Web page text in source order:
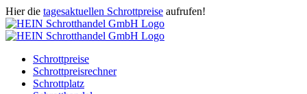
Zum
Inhalt
springen
Hier die tagesaktuellen Schrottpreise aufrufen!
Facebook
Instagram
WhatsApp
Twitter
E-
Mail
Schrottpreise
Schrottpreisrechner
Schrottplatz